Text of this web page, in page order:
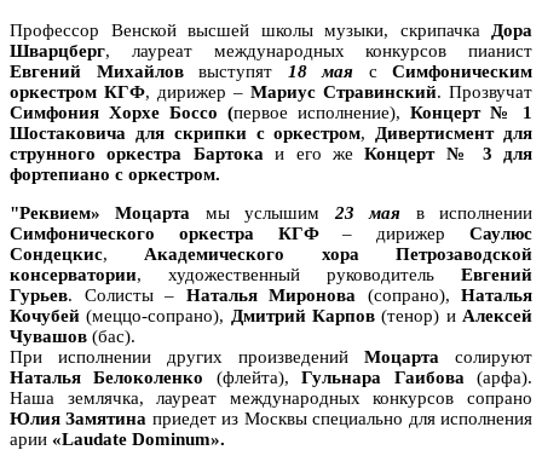
Профессор Венской высшей школы музыки, скрипачка Дора
Шварцберг, лауреат международных конкурсов пианист
Евгений Михайловвыступят 18 мая с Cимфоническим
оркестром КГФ, дирижер – Мариус Стравинский. Прозвучат
Симфония Хорхе Боссо (первое исполнение), Концерт № 1
Шостаковича для скрипки с оркестром, Дивертисмент для
струнного оркестра Бартока и его жеКонцерт № 3 для
фортепиано с оркестром.
"Реквием» Моцарта мы услышим 23 мая в исполнении
Симфонического оркестра КГФ– дирижерСаулюс
Сондецкис, Академического хора Петрозаводской
консерватории, художественный руководитель Евгений
Гурьев. Солисты – Наталья Миронова (сопрано), Наталья
Кочубей (меццо-сопрано), Дмитрий Карпов (тенор) и Алексей
Чувашов (бас).
При исполнении других произведений Моцарта солируют
Наталья Белоколенко (флейта),Гульнара Гаибова(арфа).
Наша землячка, лауреат международных конкурсов сопрано
Юлия Замятина приедет из Москвы специально для исполнения
арии «Laudate Dominum».